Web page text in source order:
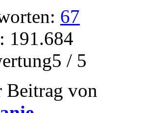
67
191.684
/ 5
Beitrag von